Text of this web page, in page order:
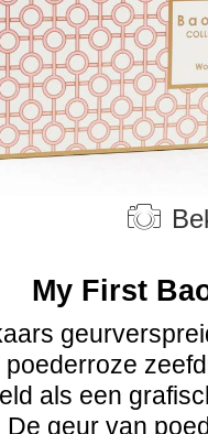
My First
poederroze
als een
geur van